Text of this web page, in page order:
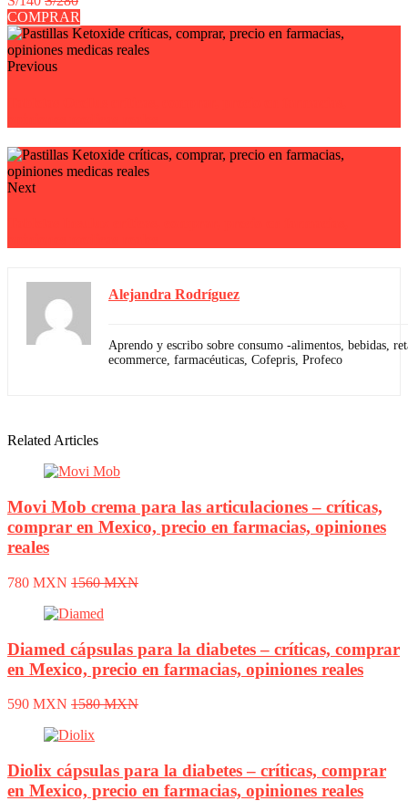
COMPRAR
Previous
Next
Alejandra Rodríguez
Aprendo y escribo sobre consumo -alimentos, bebidas,
ecommerce, farmacéuticas, Cofepris, Profeco
Related Articles
Movi Mob crema para las articulaciones – críticas,
comprar en Mexico, precio en farmacias, opiniones
reales
780 MXN 1560 MXN
Diamed cápsulas para la diabetes – críticas, comprar
en Mexico, precio en farmacias, opiniones reales
590 MXN 1580 MXN
Diolix cápsulas para la diabetes – críticas, comprar
en Mexico, precio en farmacias, opiniones reales